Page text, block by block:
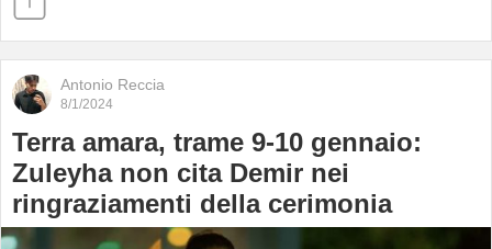
Antonio Reccia
8/1/2024
Terra amara, trame 9-10 gennaio:
Zuleyha non cita Demir nei
ringraziamenti della cerimonia